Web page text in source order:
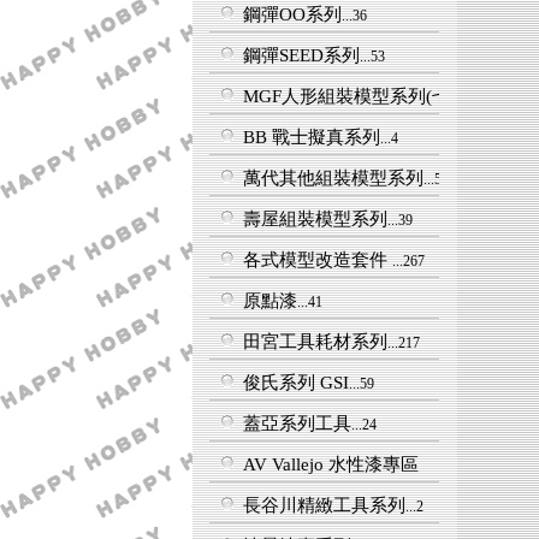
鋼彈OO系列...36
鋼彈SEED系列...53
MGF人形組裝模型系列(七龍珠,假面
BB 戰士擬真系列...4
萬代其他組裝模型系列...5
壽屋組裝模型系列...39
各式模型改造套件...267
原點漆...41
田宮工具耗材系列...217
俊氏系列 GSI...59
蓋亞系列工具...24
AV Vallejo 水性漆專區
長谷川精緻工具系列...2